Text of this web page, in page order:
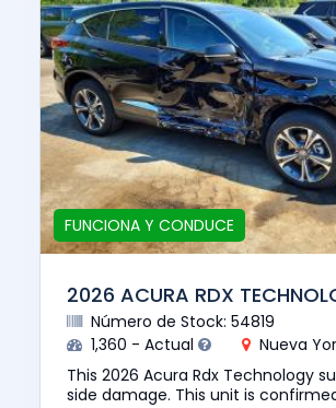
FUNCIONA Y CONDUCE
2026 ACURA RDX
Número de Stock: 54819
1,360 - Actual
Nueva
This 2026 Acura Rdx Technology
side damage. This unit is